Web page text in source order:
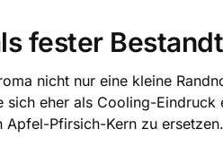
fester
nicht nur eine kleine
sich eher als Cooling-
Apfel-Pfirsich-Kern zu ersetzen.